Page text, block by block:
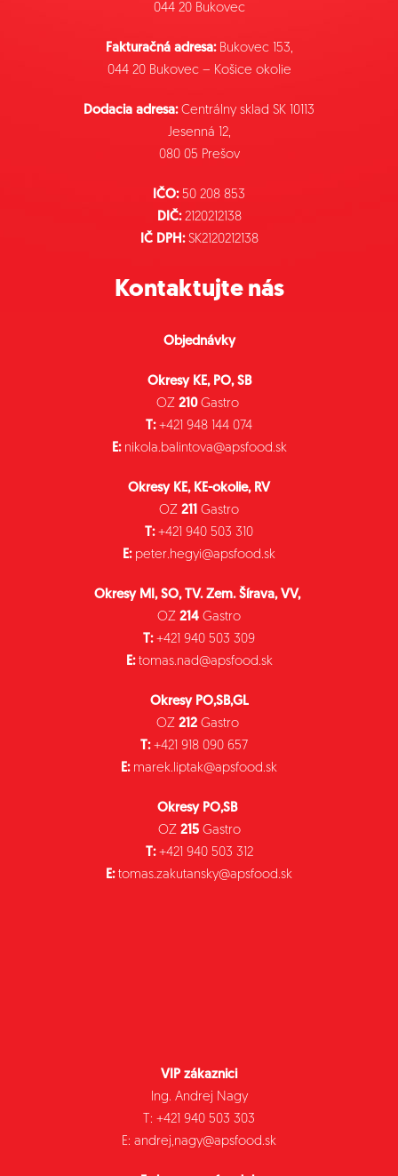
044 20 Bukovec
Fakturačná adresa:Bukovec 153,
044 20 Bukovec – Košice okolie
Dodacia adresa:Centrálny sklad SK 10113
Jesenná 12,
080 05 Prešov
IČO:50 208 853
DIČ:2120212138
IČ DPH:SK2120212138
Kontaktujte nás
Objednávky
Okresy KE, PO, SB
OZ 210Gastro
T: +421 948 144 074
E: nikola.balintova@apsfood.sk
Okresy KE, KE-okolie, RV
OZ 211 Gastro
T:+421 940 503 310
E:peter.hegyi@apsfood.sk
Okresy MI, SO, TV. Zem. Šírava, VV,
OZ 214 Gastro
T:+421 940 503 309
E:tomas.nad@apsfood.sk
Okresy PO,SB,GL
OZ 212Gastro
T: +421 918 090 657
E: marek.liptak@apsfood.sk
Okresy PO,SB
OZ 215Gastro
T:+421 940 503 312
E:tomas.zakutansky@apsfood.sk
VIP zákaznici
Ing. Andrej Nagy
T: +421 940 503 303
E: andrej,nagy@apsfood.sk